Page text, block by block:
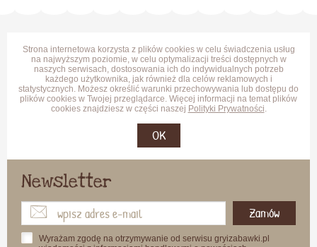
Strona internetowa korzysta z plików cookies w celu świadczenia usług
na najwyższym poziomie, w celu optymalizacji treści dostępnych w
naszych serwisach, dostosowania ich do indywidualnych potrzeb
każdego użytkownika, jak również dla celów reklamowych i
statystycznych. Możesz określić warunki przechowywania lub dostępu do
plików cookies w Twojej przeglądarce. Więcej informacji na temat plików
cookies znajdziesz w części naszej Polityki Prywatności.
OK
Newsletter
Zamów
Wyrażam zgodę na otrzymywanie od serwisu gryizabawki.pl